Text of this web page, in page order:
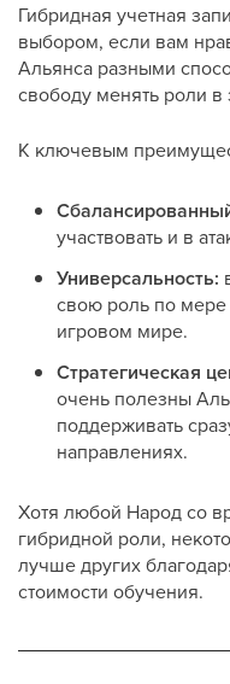
Гибридная учетная
выбором, если вам
Альянса разными
свободу менять роли в
К ключевым
участвовать и в
Универсальность:
свою роль по мере
игровом мире.
Стратегическая
очень полезны
поддерживать
направлениях.
Хотя любой Народ со
гибридной роли,
лучше других
стоимости обучения.